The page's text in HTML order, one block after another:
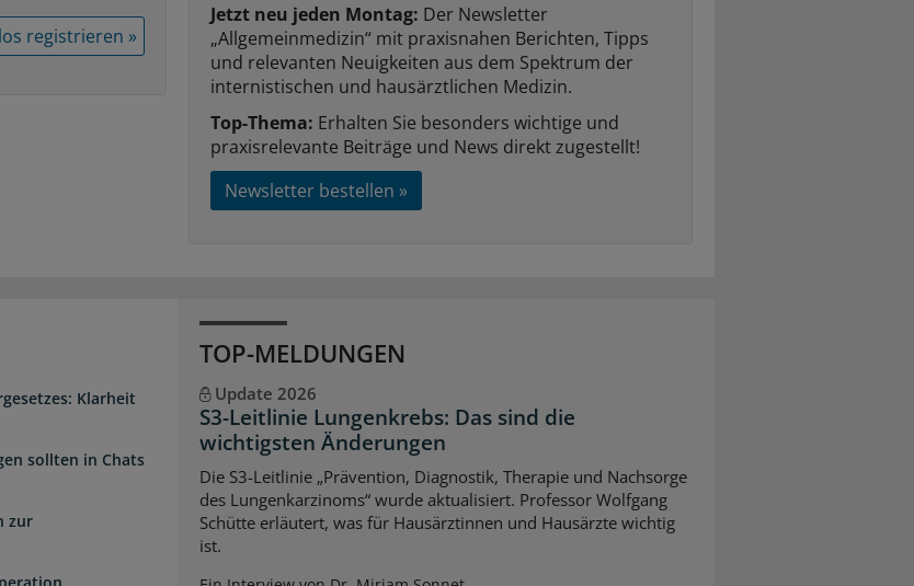
registrieren »
Jetzt neu jeden Montag: Der Newsletter
„Allgemeinmedizin“ mit praxisnahen Berichten, Tipps
und relevanten Neuigkeiten aus dem Spektrum der
internistischen und hausärztlichen Medizin.
Top-Thema: Erhalten Sie besonders wichtige und
praxisrelevante Beiträge und News direkt zugestellt!
Newsletter bestellen »
Klarheit
sollten in Chats
zur
TOP-MELDUNGEN
Update 2026
S3-Leitlinie Lungenkrebs: Das sind die
wichtigsten Änderungen
Die S3-Leitlinie „Prävention, Diagnostik, Therapie und Nachsorge
des Lungenkarzinoms“ wurde aktualisiert. Professor Wolfgang
Schütte erläutert, was für Hausärztinnen und Hausärzte wichtig
ist.